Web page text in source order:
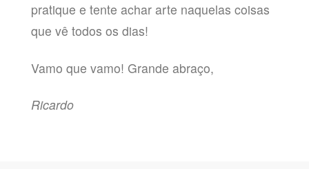
pratique e tente achar arte naquelas coisas
que vê todos os dias!
Vamo que vamo! Grande abraço,
Ricardo